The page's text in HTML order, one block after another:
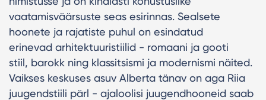
vaatamisväärsuste seas esirinnas. Sealsete
hoonete ja rajatiste puhul on esindatud
erinevad arhitektuuristiilid - romaani ja gooti
stiil, barokk ning klassitsismi ja modernismi näited.
Vaikses keskuses asuv Alberta tänav on aga Riia
juugendstiili pärl - ajaloolisi juugendhooneid saab